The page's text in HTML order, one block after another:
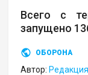
Всего с
запущено
ОБОРОНА
Автор: